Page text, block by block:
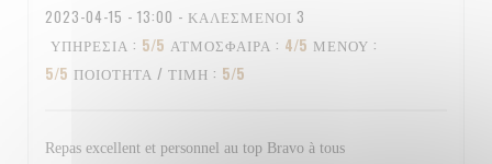
2023-04-15 - 13:00 - ΚΑΛΕΣΜΈΝΟΙ 3
ΥΠΗΡΕΣΊΑ : 5/5 ΑΤΜΌΣΦΑΙΡΑ : 4/5 ΜΕΝΟΎ :
5/5 ΠΟΙΌΤΗΤΑ / ΤΙΜΉ : 5/5
Repas excellent et personnel au top Bravo à tous